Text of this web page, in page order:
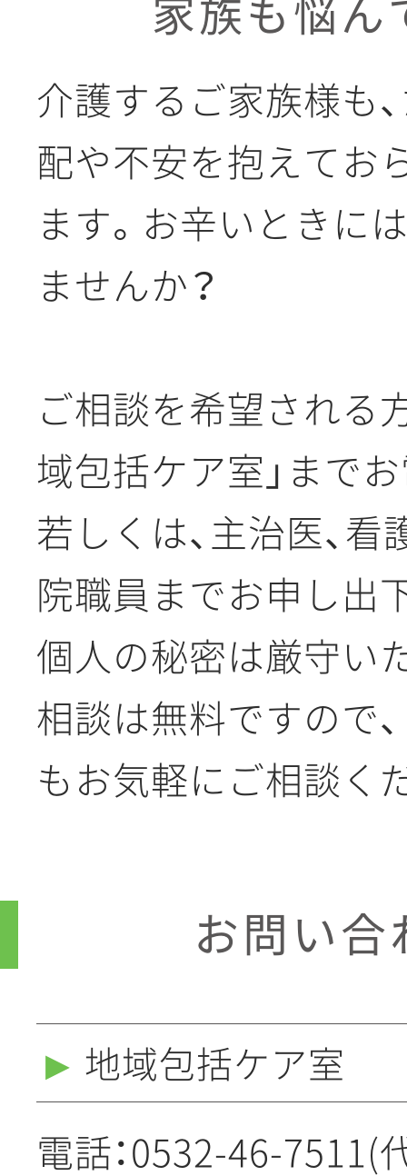
家族も悩ん
介護するご家族様も
配や不安を抱えてお
ます。お辛いときに
ませんか？
ご相談を希望される
域包括ケア室」まで
若しくは、主治医、看
院職員までお申し出
個人の秘密は厳守い
相談は無料ですので
もお気軽にご相談く
お問い合
▶ 地域包括ケア室
電話：0532-46-7511(